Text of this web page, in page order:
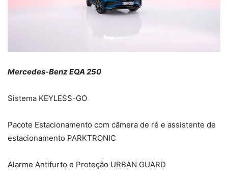
Mercedes-Benz EQA 250
Sistema KEYLESS-GO
Pacote Estacionamento com câmera de ré e assistente de
estacionamento PARKTRONIC
Alarme Antifurto e Proteção URBAN GUARD